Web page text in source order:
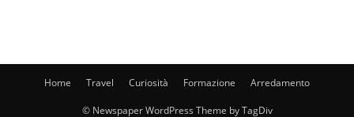
Home Travel Curiosità Formazione Arredamento
© Newspaper WordPress Theme by TagDiv